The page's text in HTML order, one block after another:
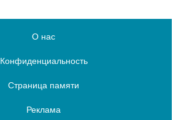
О нас
Конфиденциальность
Страница памяти
Реклама